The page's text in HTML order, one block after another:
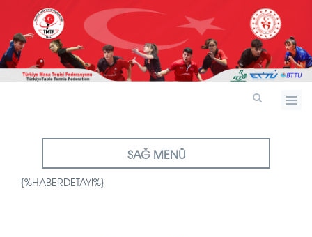
SAĞ MENÜ
{%HABERDETAYI%}